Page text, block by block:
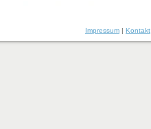
Impressum | Kontakt